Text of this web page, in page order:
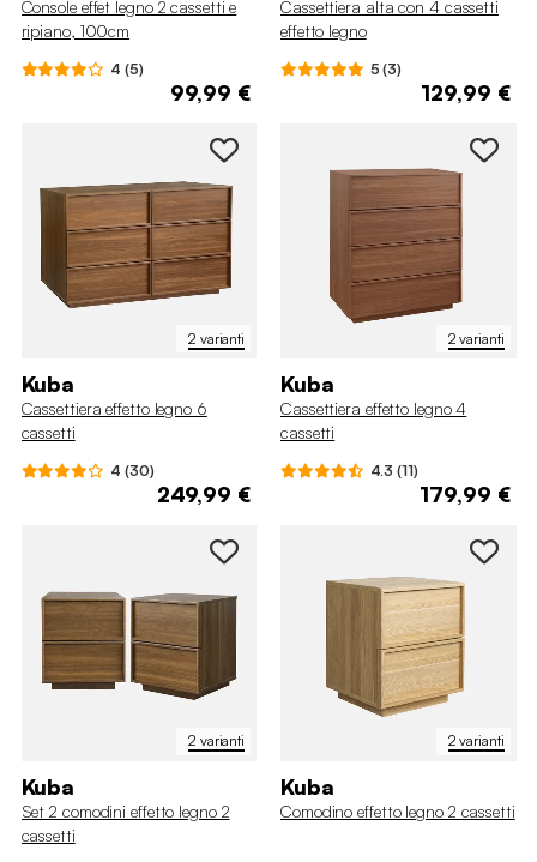
Console effet legno 2 cassetti e
ripiano, 100cm
4 (5)
99,99 €
Cassettiera alta con 4 cassetti
effetto legno
5 (3)
129,99 €
2 varianti
Kuba
Cassettiera effetto legno 6
cassetti
4 (30)
249,99 €
2 varianti
Kuba
Cassettiera effetto legno 4
cassetti
4.3 (11)
179,99 €
2 varianti
Kuba
Set 2 comodini effetto legno 2
cassetti
2 varianti
Kuba
Comodino effetto legno 2 cassetti